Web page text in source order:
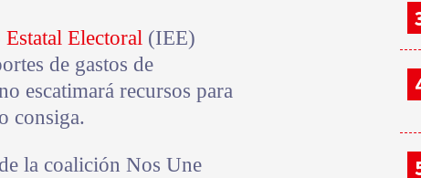
Electoral (IEE)
de gastos de
escatimará recursos para
consiga.
la coalición Nos Une